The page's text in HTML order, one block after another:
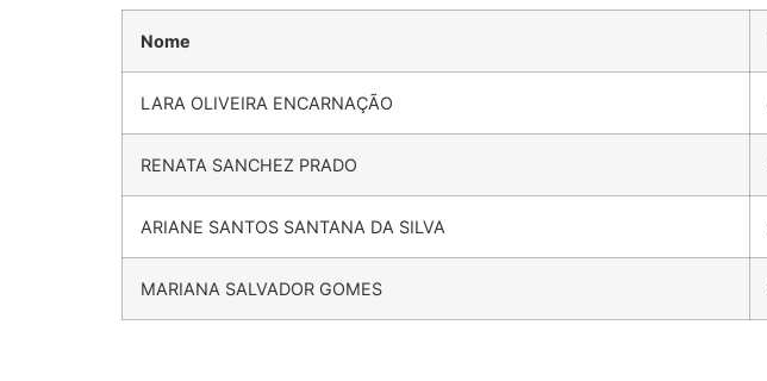
Nome
LARA OLIVEIRA ENCARNAÇÃO
RENATA SANCHEZ PRADO
ARIANE SANTOS SANTANA DA SILVA
MARIANA SALVADOR GOMES